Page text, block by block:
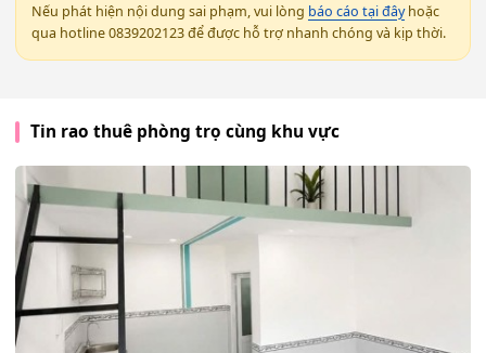
Nếu phát hiện nội dung sai phạm, vui lòng báo cáo tại đâyhoặc
qua hotline 0839202123 để được hỗ trợ nhanh chóng và kịp thời.
Tin rao thuê phòng trọ cùng khu vực